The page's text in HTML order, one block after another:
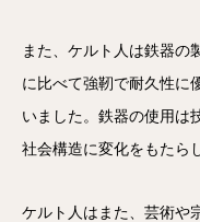
また、ケルト人は鉄器の
に比べて強靭で耐久性に
いました。鉄器の使用は
社会構造に変化をもたら
ケルト人はまた、芸術や